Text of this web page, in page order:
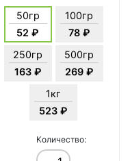
50гр
52 ₽
100гр
78 ₽
250гр
163 ₽
500гр
269 ₽
1кг
523 ₽
Количество: